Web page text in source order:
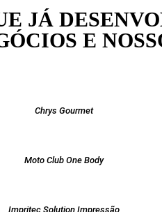
JÁ
E
Chrys Gourmet
Moto Club One Body
Impritec Solution Impressão